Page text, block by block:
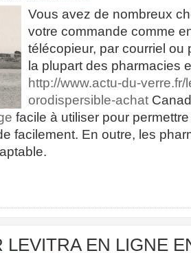
Vous avez de nombreux
votre commande comme
télécopieur, par courriel ou
la plupart des pharmacies
http://www.actu-du-verre.fr/
orodispersible-achat
facile à utiliser pour
facilement. En outre, les
LEVITRA EN LIGNE